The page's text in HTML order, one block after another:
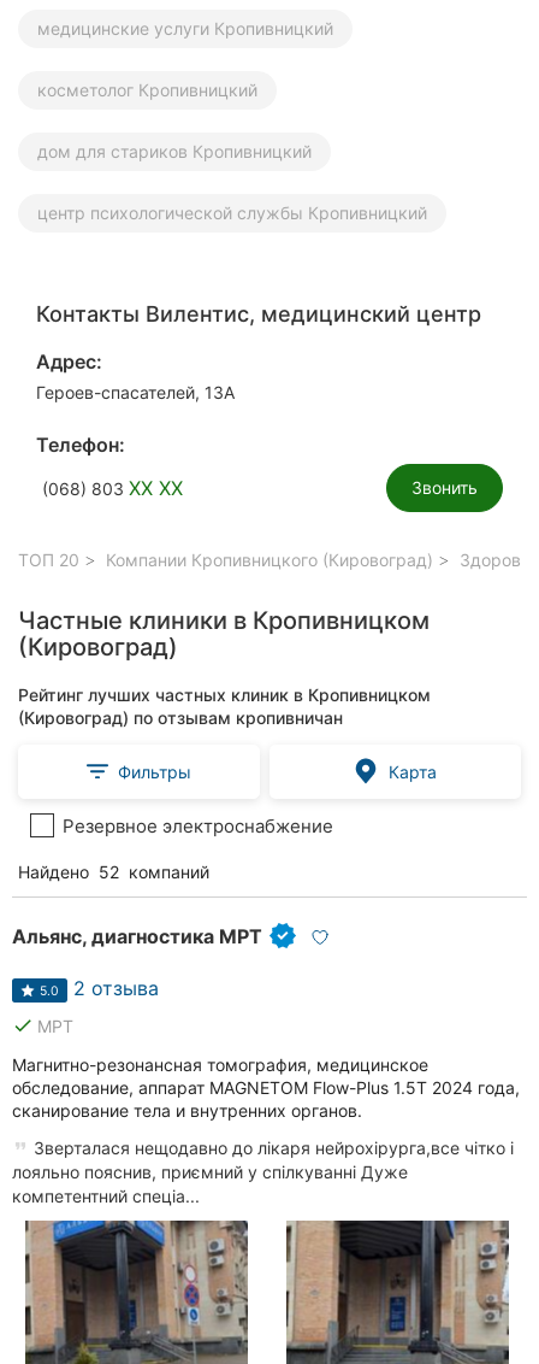
медицинские услуги Кропивницкий
косметолог Кропивницкий
дом для стариков Кропивницкий
центр психологической службы Кропивницкий
Контакты Вилентис, медицинский центр
Адрес:
Героев-спасателей, 13А
Телефон:
(068) 803 XX XX Звонить
ТОП 20 Компании Кропивницкого (Кировоград)
Частные клиники в Кропивницком
(Кировоград)
Рейтинг лучших частных клиник в Кропивницком
(Кировоград) по отзывам кропивничан
Фильтры Карта
Резервное электроснабжение
Найдено 52 компаний
Альянс, диагностика МРТ
5.0 2 отзыва
done МРТ
Магнитно-резонансная томография, медицинское
обследование, аппарат MAGNETOM Flow-Plus 1.5T 2024 года,
сканирование тела и внутренних органов.
Зверталася нещодавно до лікаря нейрохірурга,все чітко і
лояльно пояснив, приємний у спілкуванні Дуже
компетентний спеціа...